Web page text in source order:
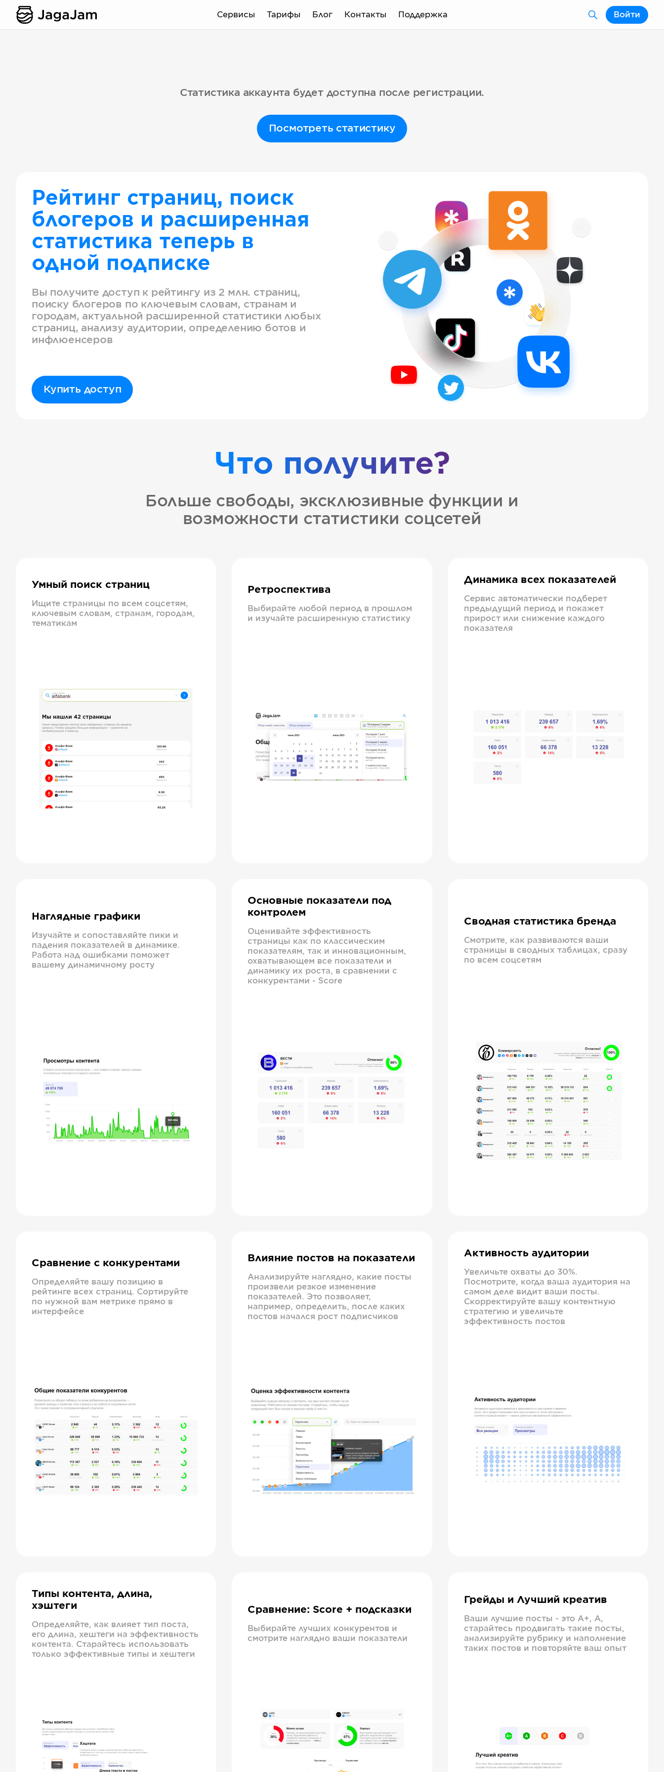
Сервисы Тарифы Блог Контакты Поддержка Войти
Статистика аккаунта будет доступна после регистрации.
Посмотреть статистику
Рейтинг страниц, поиск
блогеров и расширенная
статистика теперь в
одной подписке
Вы получите доступ к рейтингу из 2 млн. страниц,
поиску блогеров по ключевым словам, странам и
городам, актуальной расширенной статистики любых
страниц, анализу аудитории, определению ботов и
инфлюенсеров
Купить доступ
Что получите?
Больше свободы, эксклюзивные функции и
возможности статистики соцсетей
Умный поиск страниц
Ищите страницы по всем соцсетям,
ключевым словам, странам, городам,
тематикам
Ретроспектива
Выбирайте любой период в прошлом
и изучайте расширенную статистику
Динамика всех показателей
Сервис автоматически подберет
предыдущий период и покажет
прирост или снижение каждого
показателя
Наглядные графики
Изучайте и сопоставляйте пики и
падения показателей в динамике.
Работа над ошибками поможет
вашему динамичному росту
Основные показатели под
контролем
Оценивайте эффективность
страницы как по классическим
показателям, так и инновационным,
охватывающем все показатели и
динамику их роста, в сравнении с
конкурентами - Score
Сводная статистика бренда
Смотрите, как развиваются ваши
страницы в сводных таблицах, сразу
по всем соцсетям
Сравнение с конкурентами
Определяйте вашу позицию в
рейтинге всех страниц. Сортируйте
по нужной вам метрике прямо в
интерфейсе
Влияние постов на показатели
Анализируйте наглядно, какие посты
произвели резкое изменение
показателей. Это позволяет,
например, определить, после каких
постов начался рост подписчиков
Активность аудитории
Увеличьте охваты до 30%.
Посмотрите, когда ваша аудитория на
самом деле видит ваши посты.
Скорректируйте вашу контентную
стратегию и увеличьте
эффективность постов
Типы контента, длина,
хэштеги
Определяйте, как влияет тип поста,
его длина, хештеги на эффективность
контента. Старайтесь использовать
только эффективные типы и хештеги
Сравнение: Score + подсказки
Выбирайте лучших конкурентов и
смотрите наглядно ваши показатели
Грейды и Лучший креатив
Ваши лучшие посты - это А+, А,
старайтесь продвигать такие посты,
анализируйте рубрику и наполнение
таких постов и повторяйте ваш опыт